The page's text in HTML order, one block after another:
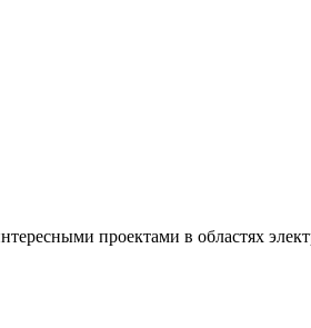
проектами в областях